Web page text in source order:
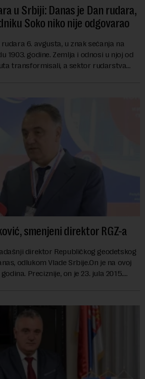
u Srbiji: Danas je Dan rudara,
Soko niko nije odgovarao
6. avgusta, u znak sećanja na
1903. godine. Zemlja i odnosi u njoj od
transformisali, a sektor rudarstva
smenjeni direktor RGZ-a
direktor Republičkog geodetskog
odlukom Vlade Srbije.On je na ovoj
Preciznije, on je 23. jula 2015.